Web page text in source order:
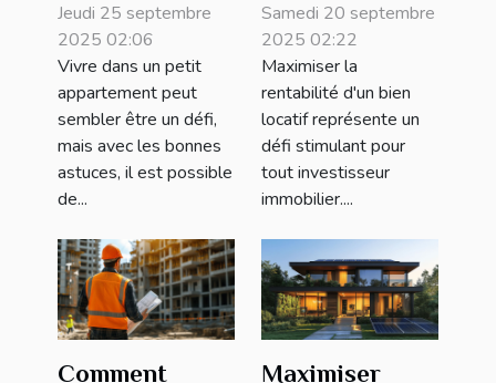
l'espace dans
un petit
appartement ?
Jeudi 25 septembre
2025 02:06
Vivre dans un petit
appartement peut
sembler être un défi,
mais avec les bonnes
astuces, il est possible
de...
maximiser la
rentabilité d'un
bien locatif
Samedi 20 septembre
2025 02:22
Maximiser la
rentabilité d'un bien
locatif représente un
défi stimulant pour
tout investisseur
immobilier....
Comment
Maximiser